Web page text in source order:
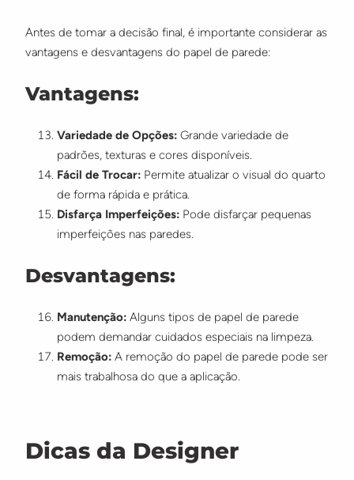
Antes de tomar a decisão final, é importante considerar as
vantagens e desvantagens do papel de parede:
Vantagens:
Variedade de Opções: Grande variedade de
padrões, texturas e cores disponíveis.
Fácil de Trocar: Permite atualizar o visual do quarto
de forma rápida e prática.
Disfarça Imperfeições: Pode disfarçar pequenas
imperfeições nas paredes.
Desvantagens:
Manutenção: Alguns tipos de papel de parede
podem demandar cuidados especiais na limpeza.
Remoção: A remoção do papel de parede pode ser
mais trabalhosa do que a aplicação.
Dicas da Designer